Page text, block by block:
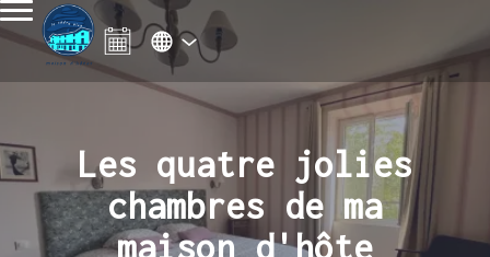
Les quatre jolies
chambres de ma
maison d'hôte